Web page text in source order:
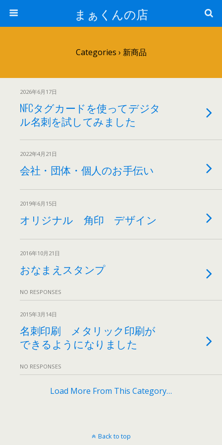
まぁくんの店
Categories › 新商品
2026年6月17日
NFCタグカードを使ってデジタ
ル名刺を試してみました
2022年4月21日
会社・団体・個人のお手伝い
2019年6月15日
オリジナル 角印 デザイン
2016年10月21日
おなまえスタンプ
NO RESPONSES
2015年3月14日
名刺印刷 メタリック印刷が
できるようになりました
NO RESPONSES
Load More From This Category…
Back to top